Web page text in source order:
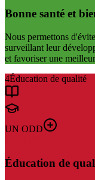
Bonne santé et
Nous permettons
surveillant leur
et favoriser une
4Éducation de qualité
UN ODD
Éducation de